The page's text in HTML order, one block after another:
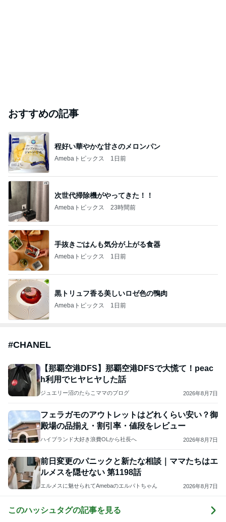
おすすめの記事
程好い華やかな甘さのメロンパン
Amebaトピックス 1日前
次世代掃除機がやってきた！！
Amebaトピックス 23時間前
手抜きごはんも気分が上がる食器
Amebaトピックス 1日前
黒トリュフ香る美しいロゼ色の鴨肉
Amebaトピックス 1日前
#CHANEL
【那覇空港DFS】那覇空港DFSで大慌て！peac
h利用でヒヤヒヤした話
ジュエリー沼のたらこママのブログ 2026年8月7日
フェラガモのアウトレットはどれくらい安い？御
殿場の品揃え・割引率・値段をレビュー
ハイブランド大好き浪費OLから社長へ 2026年8月7日
前日変更のパニックと新たな相談｜ママたちはエ
ルメスを隠せない 第1198話
エルメスに魅せられてAmebaのエルパトちゃん 2026年8月7日
このハッシュタグの記事を見る